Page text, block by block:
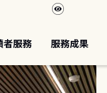
者服務 服務成果